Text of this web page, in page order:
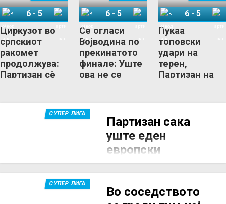
Циркузот во
српскиот
ракомет
продолжува:
Партизан сè
6 -5
Се огласи
Војводина по
прекинатото
финале: Уште
ова не се
6- 5
Пукаа
топовски
удари на
терен,
Партизан на
Србија!
6- 5
СУПЕР ЛИГА
Партизан сака
уште еден
европски
шампион со
18 МАЈ 2026, 15:58
Српски Партизан гради екипа и
СУПЕР ЛИГА
Во соседството